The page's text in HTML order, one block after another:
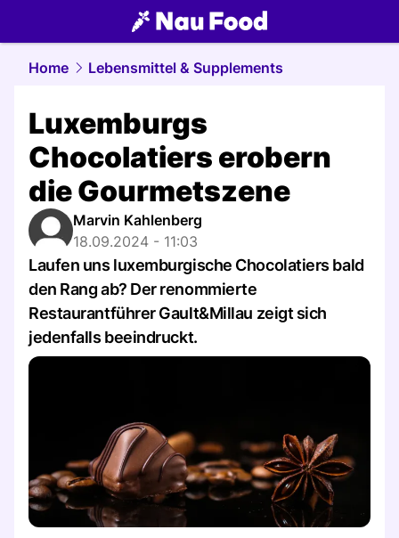
food.NAU.ch
Home Lebensmittel & Supplements
Luxemburgs
Chocolatiers erobern
die Gourmetszene
Marvin Kahlenberg
18.09.2024 - 11:03
Laufen uns luxemburgische Chocolatiers bald
den Rang ab? Der renommierte
Restaurantführer Gault&Millau zeigt sich
jedenfalls beeindruckt.